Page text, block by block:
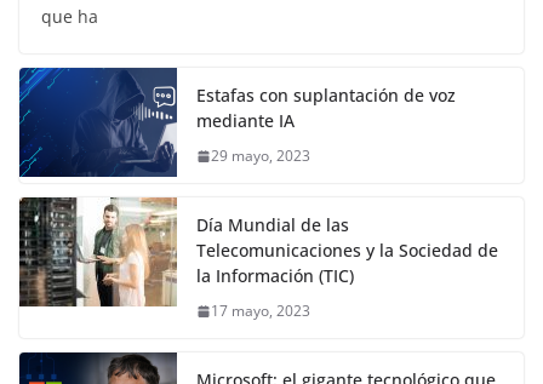
que ha
Estafas con suplantación de voz
mediante IA
29 mayo, 2023
Día Mundial de las
Telecomunicaciones y la Sociedad de
la Información (TIC)
17 mayo, 2023